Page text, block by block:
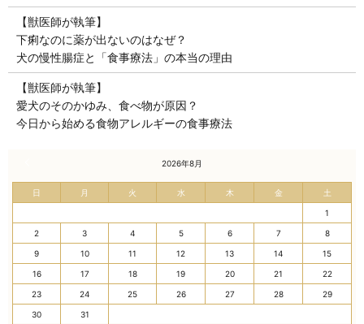
【獣医師が執筆】
下痢なのに薬が出ないのはなぜ？
犬の慢性腸症と「食事療法」の本当の理由
【獣医師が執筆】
愛犬のそのかゆみ、食べ物が原因？
今日から始める食物アレルギーの食事療法
2026年8月
日 月 火 水 木 金 土
1
2 3 4 5 6 7 8
9 10 11 12 13 14 15
16 17 18 19 20 21 22
23 24 25 26 27 28 29
30 31